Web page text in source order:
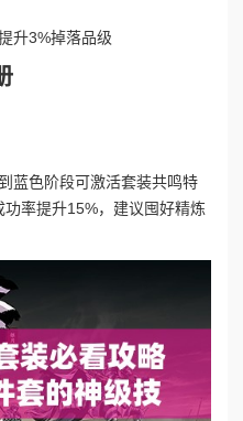
升3%掉落品级
蓝色阶段可激活套装共鸣特
率提升15%，建议囤好精炼